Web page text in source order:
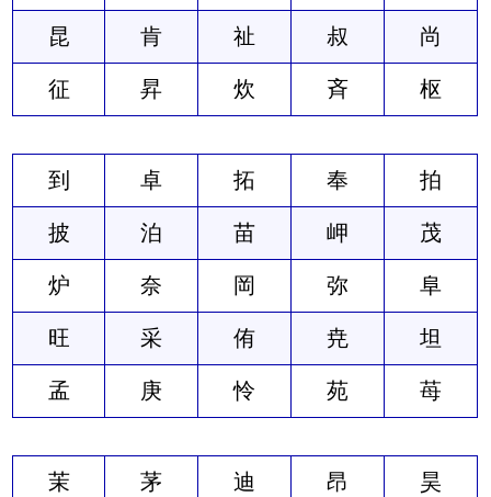
昆 肯 祉 叔 尚
征 昇 炊 斉 枢
到 卓 拓 奉 拍
披 泊 苗 岬 茂
炉 奈 岡 弥 阜
旺 采 侑 尭 坦
孟 庚 怜 苑 苺
茉 茅 迪 昂 昊